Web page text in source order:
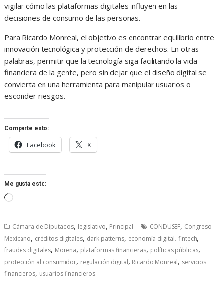
vigilar cómo las plataformas digitales influyen en las
decisiones de consumo de las personas.
Para Ricardo Monreal, el objetivo es encontrar equilibrio entre
innovación tecnológica y protección de derechos. En otras
palabras, permitir que la tecnología siga facilitando la vida
financiera de la gente, pero sin dejar que el diseño digital se
convierta en una herramienta para manipular usuarios o
esconder riesgos.
Comparte esto:
Facebook X
Me gusta esto:
Cargando...
Cámara de Diputados, legislativo, Principal CONDUSEF, Congreso
Mexicano, créditos digitales, dark patterns, economía digital,fintech,
fraudes digitales, Morena, plataformas financieras, políticas públicas,
protección al consumidor, regulación digital, Ricardo Monreal, servicios
financieros, usuarios financieros